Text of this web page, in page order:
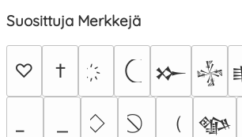
Suosittuja Merkkejä
♡ † 𒁍 𒈔
（ 𒀲